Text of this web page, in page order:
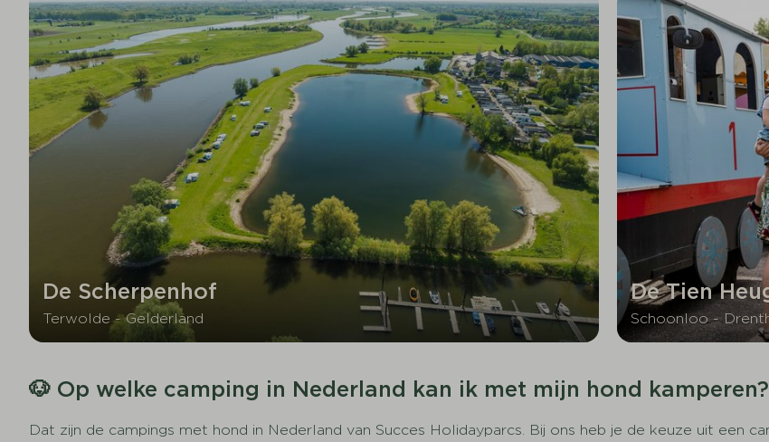
De Scherpenhof
Terwolde - Gelderland
De Tien
Schoonloo -
🐶 Op welke camping in Nederland kan ik met mijn hond kamperen?
Dat zijn de campings met hond in Nederland van Succes Holidayparcs. Bij ons heb je de keuze uit een